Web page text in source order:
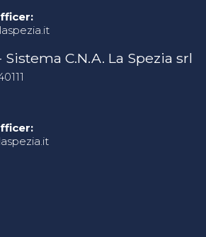
Sistema C.N.A. La Spezia srl